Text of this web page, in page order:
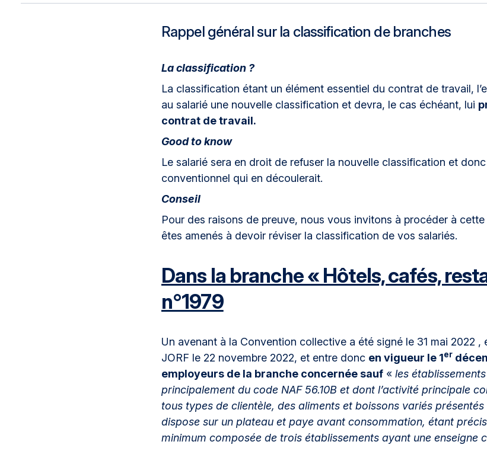
Rappel général sur la classification de branches
La classification ?
La classification étant un élément essentiel du contrat de travail,
au salarié une nouvelle classification et devra, le cas échéant, lui
contrat de travail.
Good to know
Le salarié sera en droit de refuser la nouvelle classification et
conventionnel qui en découlerait.
Conseil
Pour des raisons de preuve, nous vous invitons à procéder à
êtes amenés à devoir réviser la classification de vos salariés.
Dans la branche « Hôtels, cafés,
n°1979
Un avenant à la Convention collective a été signé le 31 mai 2022 ,
JORF le 22 novembre 2022, et entre donc en vigueur le 1er
employeurs de la branche concernée sauf « les
principalement du code NAF 56.10B et dont l’activité principale
tous types de clientèle, des aliments et boissons variés
dispose sur un plateau et paye avant consommation, étant
minimum composée de trois établissements ayant une enseigne